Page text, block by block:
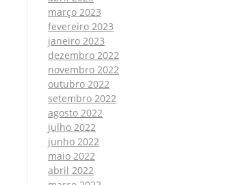
março 2023
fevereiro 2023
janeiro 2023
dezembro 2022
novembro 2022
outubro 2022
setembro 2022
agosto 2022
julho 2022
junho 2022
maio 2022
abril 2022